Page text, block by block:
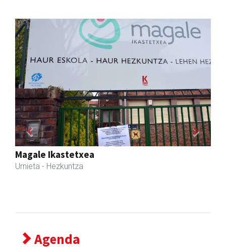
Itxaspe
Urnieta - Frutategiak
Previous Next
Agenda